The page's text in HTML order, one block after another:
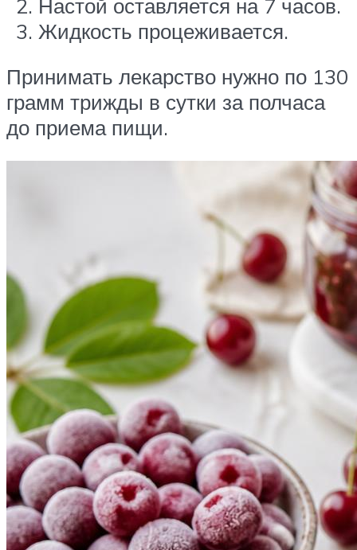
Настой оставляется на 7 часов.
Жидкость процеживается.
Принимать лекарство нужно по 130
грамм трижды в сутки за полчаса
до приема пищи.